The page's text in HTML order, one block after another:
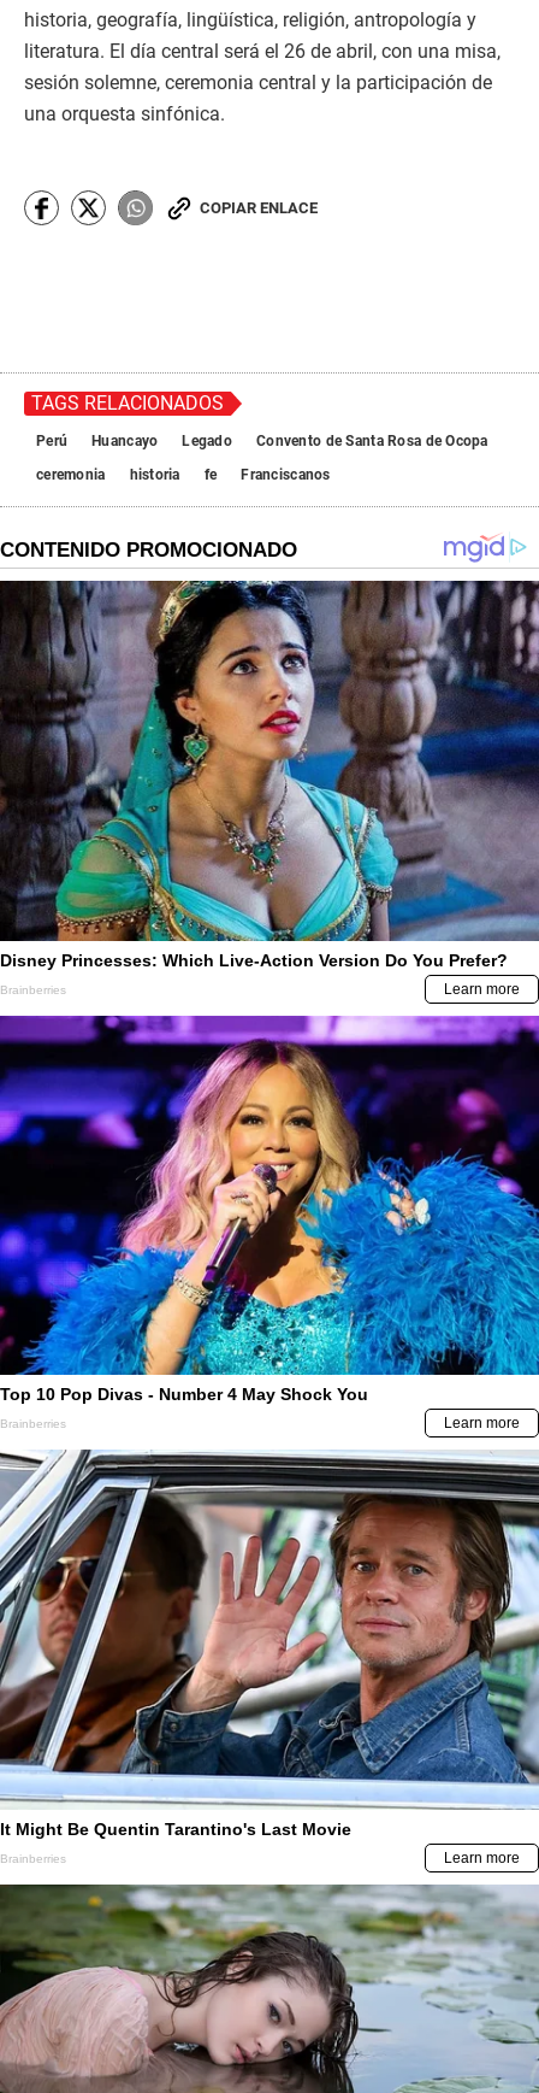
historia, geografía, lingüística, religión, antropología y
literatura. El día central será el 26 de abril, con una misa,
sesión solemne, ceremonia central y la participación de
una orquesta sinfónica.
COPIAR ENLACE
TAGS RELACIONADOS
Perú Huancayo Legado
Convento de Santa Rosa de Ocopa
ceremonia
historia fe Franciscanos